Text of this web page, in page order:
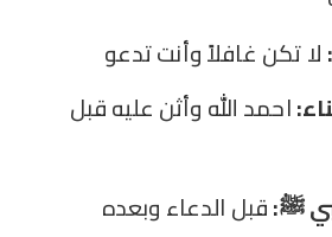
لا تكن غافلاً وأنت تدعو
احمد الله وأثن عليه قبل
ﷺ:قبل الدعاء وبعده